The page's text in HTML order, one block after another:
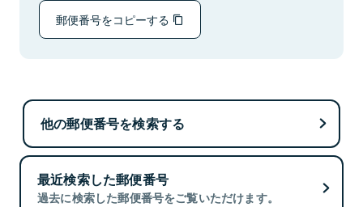
郵便番号をコピーする
他の郵便番号を検索する
最近検索した郵便番号
過去に検索した郵便番号をご覧いただけます。